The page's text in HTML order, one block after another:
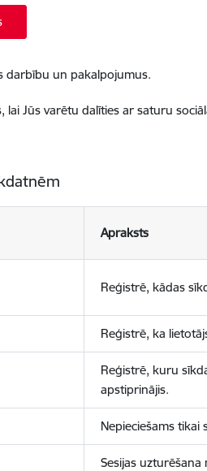
darbību un pakalpojumus.
Jūs varētu dalīties ar saturu
Apraksts
Reģistrē, kādas
Reģistrē, ka
Reģistrē, kuru
apstiprinājis.
Nepieciešams
Sesijas uzturēšana